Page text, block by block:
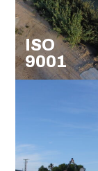
ISO
9001